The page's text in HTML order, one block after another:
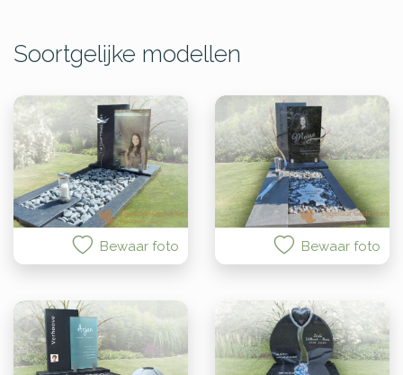
Soortgelijke modellen
Bewaar foto Bewaar foto